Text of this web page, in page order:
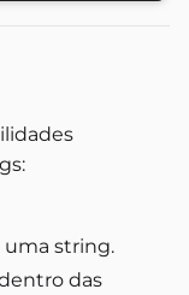
string.
das